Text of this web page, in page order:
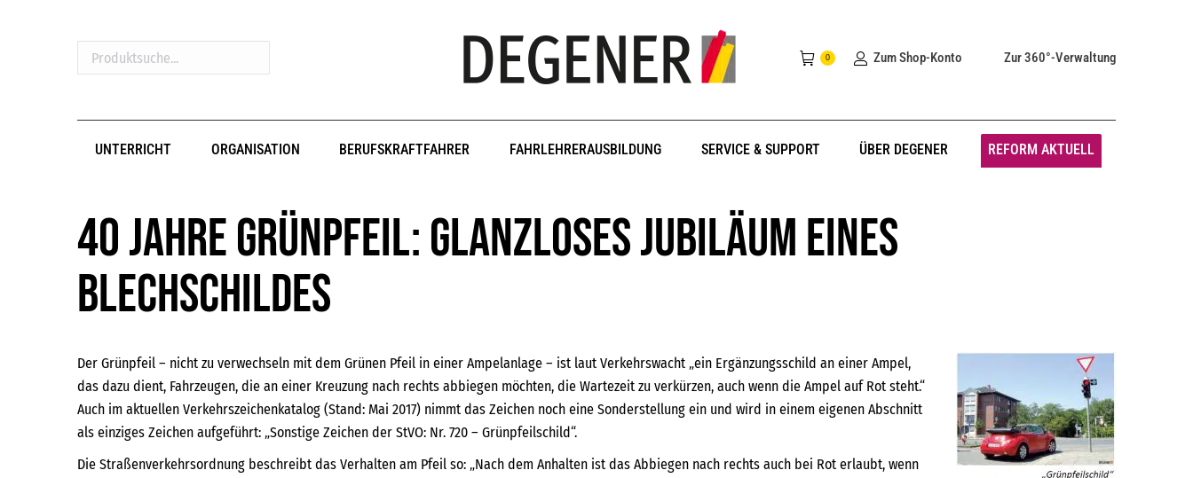
Produktsuche...
0 Zum Shop-Konto Zur 360°-Verwaltung
UNTERRICHT ORGANISATION BERUFSKRAFTFAHRER FAHRLEHRERAUSBILDUNG SERVICE & SUPPORT ÜBER DEGENER REFORM AKTUELL
40 Jahre Grünpfeil: Glanzloses Jubiläum eines
Blechschildes
Der Grünpfeil – nicht zu verwechseln mit dem Grünen Pfeil in einer Ampelanlage – ist laut Verkehrswacht „ein Ergänzungsschild an einer Ampel,
das dazu dient, Fahrzeugen, die an einer Kreuzung nach rechts abbiegen möchten, die Wartezeit zu verkürzen, auch wenn die Ampel auf Rot steht.“
Auch im aktuellen Verkehrszeichenkatalog (Stand: Mai 2017) nimmt das Zeichen noch eine Sonderstellung ein und wird in einem eigenen Abschnitt
als einziges Zeichen aufgeführt: „Sonstige Zeichen der StVO: Nr. 720 – Grünpfeilschild“.
Die Straßenverkehrsordnung beschreibt das Verhalten am Pfeil so: „Nach dem Anhalten ist das Abbiegen nach rechts auch bei Rot erlaubt, wenn